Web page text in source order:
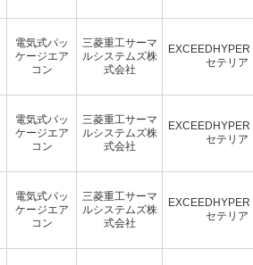
電気式パッ
ケージエア
コン
三菱重工サーマ
ルシステムズ株
式会社
EXCEEDHYPER
セテリア
電気式パッ
ケージエア
コン
三菱重工サーマ
ルシステムズ株
式会社
EXCEEDHYPER
セテリア
電気式パッ
ケージエア
コン
三菱重工サーマ
ルシステムズ株
式会社
EXCEEDHYPER
セテリア